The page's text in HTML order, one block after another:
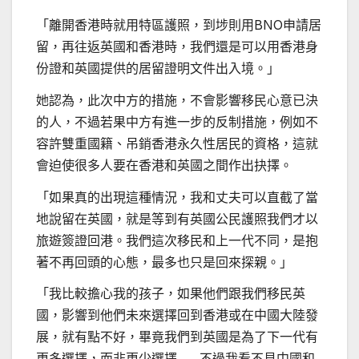
「離開香港時就用特區護照，到埗則用BNO申請居
留，再往返英國和香港時，我們還是可以用香港身
份證和英國提供的居留證明文件出入境。」
她認為，此次中方的措施，不會影響移民心意已決
的人，不過若果中方有進一步的反制措施，例如不
容許雙重國籍、吊銷香港永久性居民的資格，這就
會迫使很多人要在香港和英國之間作出抉擇。
「如果真的出現這種情況，我和丈夫可以直截了當
地說留在英國，就是等到有英國公民護照我們才以
旅遊簽證回港。我們這次移民和上一代不同，是抱
著不再回頭的心態，最多也只是回來探親。」
「我比較擔心我的孩子，如果他們跟我們移民英
國，影響到他們未來選擇回到香港或在中國大陸發
展，就有點不好，畢竟我們到英國是為了下一代有